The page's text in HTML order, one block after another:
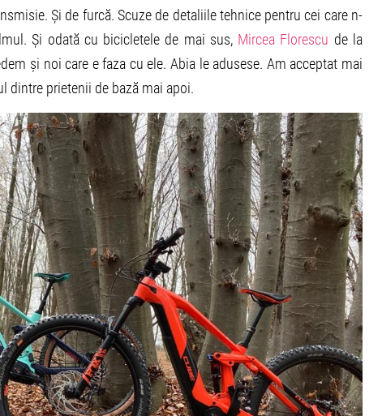
Și de furcă. Scuze de detaliile tehnice pentru cei care n-
Și odată cu bicicletele de mai sus, Mircea Florescu de la
și noi care e faza cu ele. Abia le adusese. Am acceptat mai
dintre prietenii de bază mai apoi.